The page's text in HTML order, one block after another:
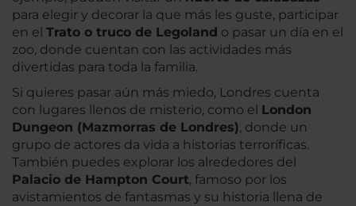
para elegir y decorar la que más les guste, participar
en el Trato o truco de Legoland o pasar un día en el
zoo, donde cuentan con las actividades más
divertidas para toda la familia.
Si quieres pasar aún más miedo, Londres cuenta
con lugares llenos de misterio, como el London
Dungeon (Mazmorras de Londres), donde un
grupo de actores da vida a historias terroríficas.
También puedes explorar los alrededores del
Palacio de Hampton Court, famoso por los
avistamientos de fantasmas y su historia llena de